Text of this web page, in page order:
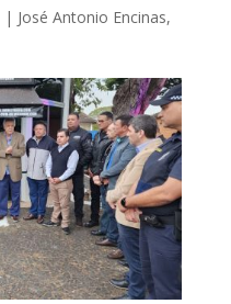
| José Antonio Encinas,